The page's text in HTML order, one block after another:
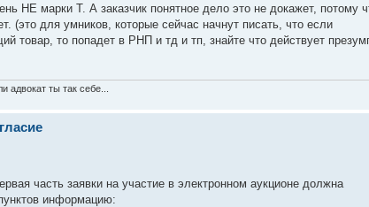
НЕ марки Т. А заказчик понятное дело это не докажет, потому
(это для умников, которые сейчас начнут писать, что если
товар, то попадет в РНП и тд и тп, знайте что действует
адвокат ты так себе...
часть заявки на участие в электронном аукционе должна
информацию: